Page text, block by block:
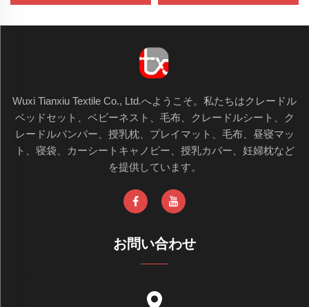
Wuxi Tianxiu Textile Co., Ltd.へようこそ。私たちはクレードル
ベッドセット、ベビーネスト、毛布、クレードルシート、ク
レードルバンパー、授乳枕、プレイマット、毛布、昼寝マッ
ト、寝袋、カーシートキャノピー、授乳カバー、妊婦枕など
を提供しています。
お問い合わせ